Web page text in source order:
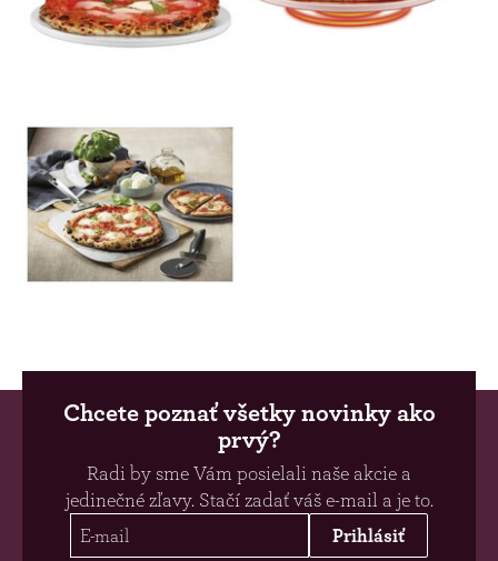
Chcete poznať všetky novinky ako
prvý?
Radi by sme Vám posielali naše akcie a
jedinečné zľavy. Stačí zadať váš e-mail a je to.
Prihlásiť